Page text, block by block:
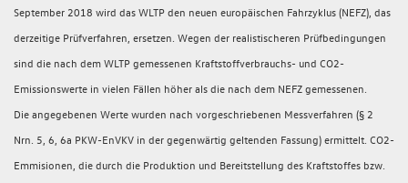
September 2018 wird das WLTP den neuen europäischen Fahrzyklus (NEFZ), das
derzeitige Prüfverfahren, ersetzen. Wegen der realistischeren Prüfbedingungen
sind die nach dem WLTP gemessenen Kraftstoffverbrauchs- und CO2-
Emissionswerte in vielen Fällen höher als die nach dem NEFZ gemessenen.
Die angegebenen Werte wurden nach vorgeschriebenen Messverfahren (§ 2
Nrn. 5, 6, 6a PKW-EnVKV in der gegenwärtig geltenden Fassung) ermittelt. CO2-
Emmisionen, die durch die Produktion und Bereitstellung des Kraftstoffes bzw.